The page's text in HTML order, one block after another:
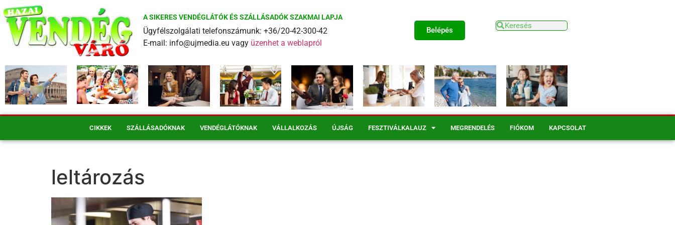
A SIKERES VENDÉGLÁTÓK ÉS SZÁLLÁSADÓK SZAKMAI LAPJA
Ügyfélszolgálati telefonszámunk: +36/20-42-300-42
E-mail: info@ujmedia.eu vagy üzenhet a weblapról
Belépés
CIKKEK SZÁLLÁSADÓKNAK VENDÉGLÁTÓKNAK VÁLLALKOZÁS ÚJSÁG FESZTIVÁLKALAUZ MEGRENDELÉS FIÓKOM KAPCSOLAT
leltározás